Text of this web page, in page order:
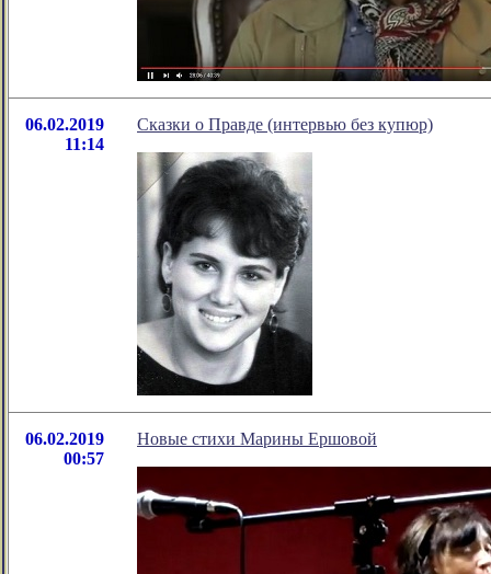
06.02.2019
11:14
Сказки о Правде (интервью без купюр)
06.02.2019
00:57
Новые стихи Марины Ершовой